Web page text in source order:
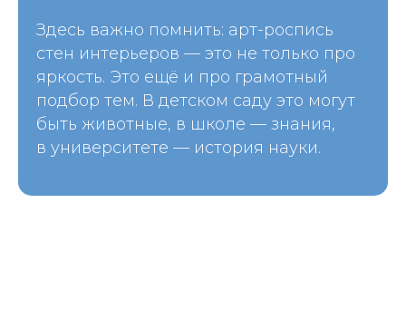
Здесь важно помнить: арт-роспись
стен интерьеров — это не только про
яркость. Это ещё и про грамотный
подбор тем. В детском саду это могут
быть животные, в школе — знания,
в университете — история науки.